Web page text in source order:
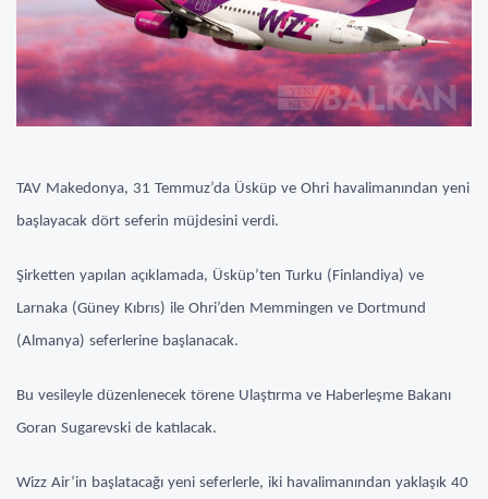
TAV Makedonya, 31 Temmuz’da Üsküp ve Ohri havalimanından yeni
başlayacak dört seferin müjdesini verdi.
Şirketten yapılan açıklamada, Üsküp’ten Turku (Finlandiya) ve
Larnaka (Güney Kıbrıs) ile Ohri’den Memmingen ve Dortmund
(Almanya) seferlerine başlanacak.
Bu vesileyle düzenlenecek törene Ulaştırma ve Haberleşme Bakanı
Goran Sugarevski de katılacak.
Wizz Air’in başlatacağı yeni seferlerle, iki havalimanından yaklaşık 40